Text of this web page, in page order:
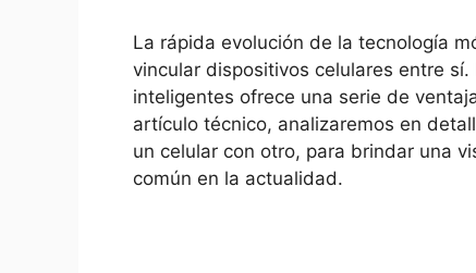
La rápida evolución de la tecnología
vincular dispositivos celulares entre
inteligentes ofrece una serie de
artículo técnico, analizaremos en
un celular con otro, para brindar una
común en la actualidad.